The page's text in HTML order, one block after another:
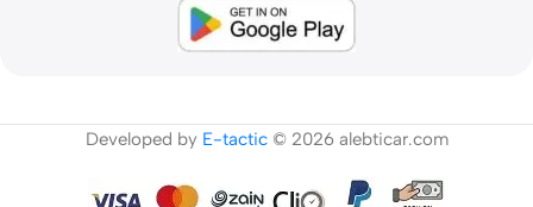
Developed by E-tactic© 2026 alebticar.com